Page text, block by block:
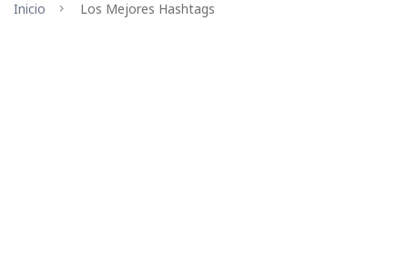
Inicio
Los Mejores Hashtags